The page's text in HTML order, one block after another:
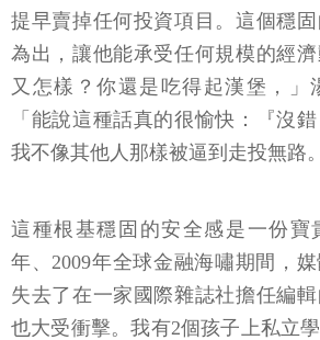
提早賣掉任何投資項目。這個穩
為出，讓他能承受任何規模的經
又怎樣？你還是吃得起漢堡，」
「能說這種話真的很愉快：『沒
我不像其他人那樣被逼到走投無路
這種根基穩固的安全感是一份寶
年、2009年全球金融海嘯期間，
失去了在一家國際雜誌社擔任編
也大受衝擊。我有2個孩子上私立